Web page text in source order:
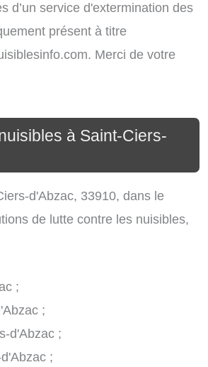
d’un service d'extermination des
présent à titre
Merci de votre
à Saint-Ciers-
d'Abzac, 33910, dans le
de lutte contre les nuisibles,
;
;
d'Abzac ;
;